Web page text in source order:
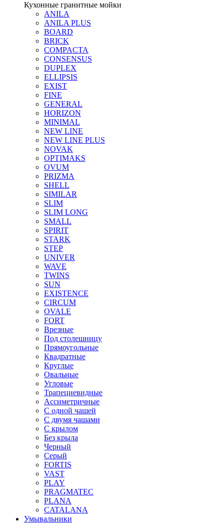
Кухонные гранитные мойки
ANILA
ANILA PLUS
BOARD
BRICK
COMPACTA
CONSENSUS
DUPLEX
ELLIPSIS
EXIST
FINE
GENERAL
HORIZON
MINIMAL
NEW LINE
NEW LINE PLUS
NOVAK
OPTIMAKS
OVUM
PRIZMA
SHELL
SIMILAR
SLIM
SLIM LONG
SMALL
SPIRIT
STARK
STEP
UNIVER
WAVE
TWINS
SUN
EXISTENCE
CIRCUM
OVALE
FORT
Врезные
Под столешницу
Прямоугольные
Квадратные
Круглые
Овальные
Угловые
Трапециевидные
Ассиметричные
С одной чашей
С двумя чашами
С крылом
Без крыла
Черный
Серый
FORTIS
VAST
PLAY
PRAGMATEC
PLANA
CATALANA
Умывальники